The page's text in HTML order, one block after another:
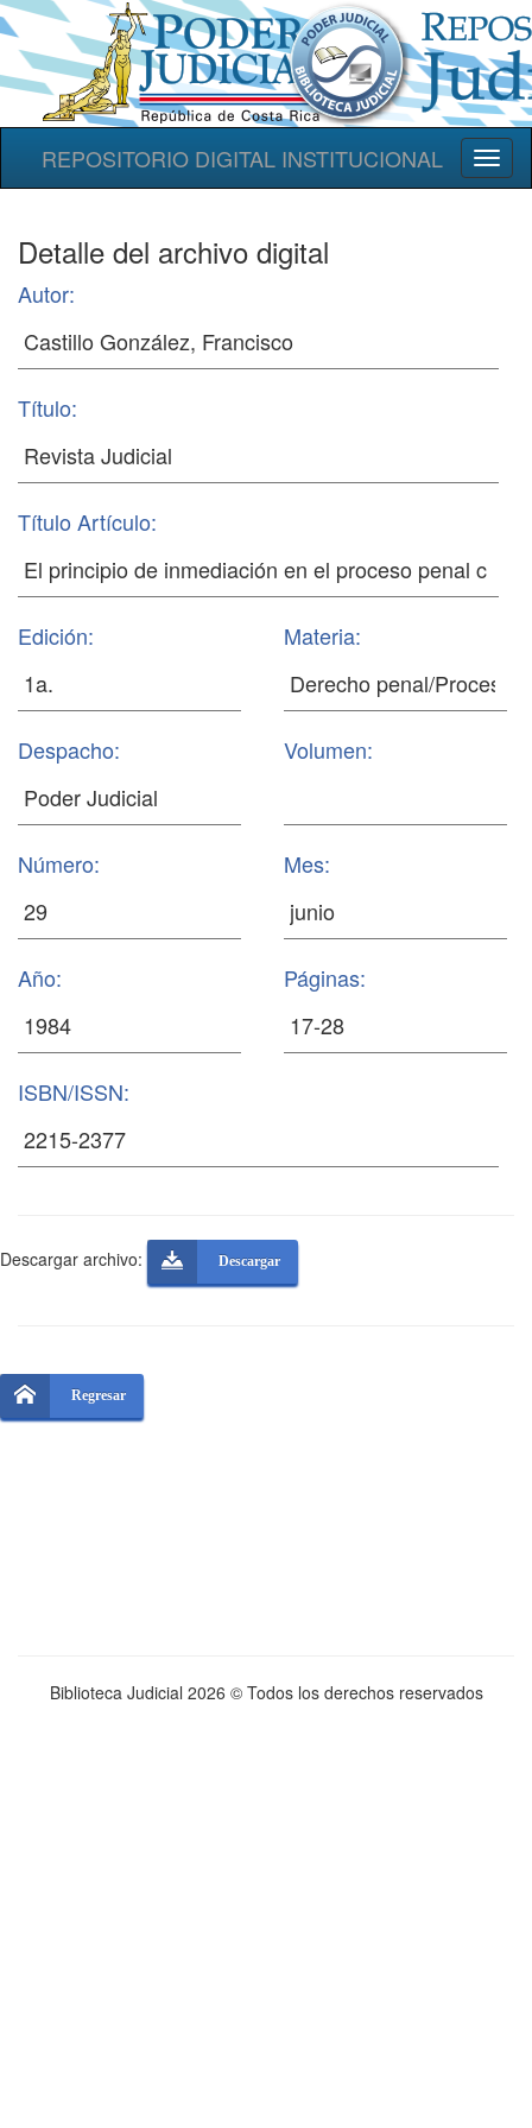
REPOSITORIO DIGITAL INSTITUCIONAL
Detalle del archivo digital
Autor:
Título:
Título Artículo:
Edición: Materia:
Despacho: Volumen:
Número: Mes:
Año: Páginas:
ISBN/ISSN:
Descargar archivo: Descargar
Regresar
Biblioteca Judicial 2026 © Todos los derechos reservados